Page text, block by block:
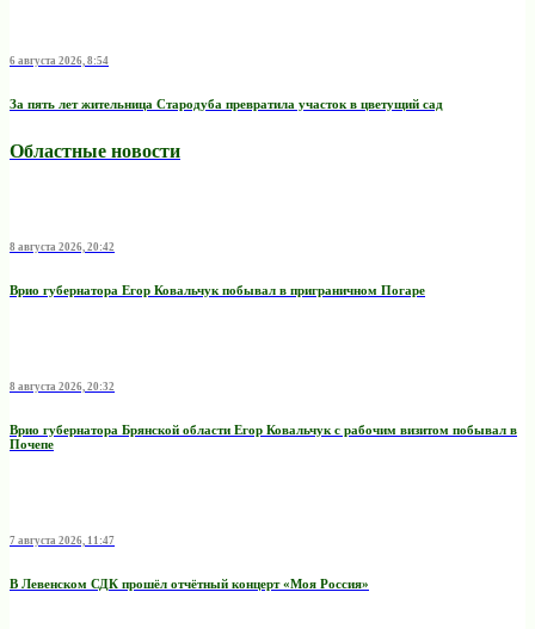
6 августа 2026, 8:54
За пять лет жительница Стародуба превратила участок в цветущий сад
Областные новости
8 августа 2026, 20:42
Врио губернатора Егор Ковальчук побывал в приграничном Погаре
8 августа 2026, 20:32
Врио губернатора Брянской области Егор Ковальчук с рабочим визитом побывал в
Почепе
7 августа 2026, 11:47
В Левенском СДК прошёл отчётный концерт «Моя Россия»